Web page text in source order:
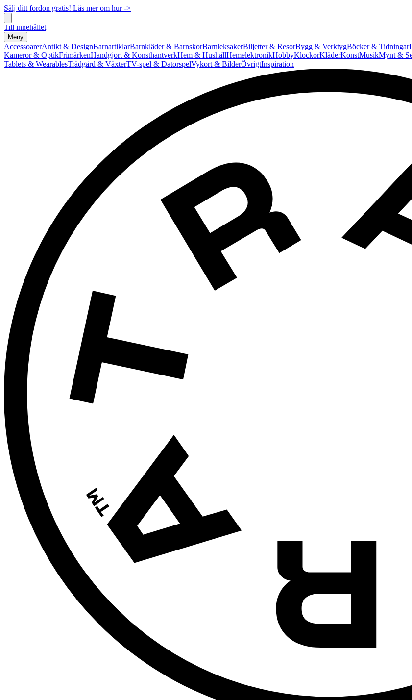
Sälj ditt fordon gratis! Läs mer om hur ->
Till innehållet
Meny
AccessoarerAntikt & DesignBarnartiklarBarnkläder & BarnskorBarnleksakerBiljetter & ResorBygg & VerktygBöcker & Tidningar
Kameror & OptikFrimärkenHandgjort & KonsthantverkHem & HushållHemelektronikHobbyKlockorKläderKonstMusikMynt &
Tablets & WearablesTrädgård & VäxterTV-spel & DatorspelVykort & BilderÖvrigtInspiration